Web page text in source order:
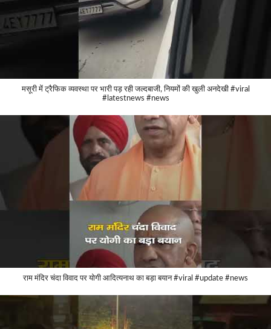
मसूरी में ट्रैफिक व्यवस्था पर भारी पड़ रही जल्दबाजी, नियमों की खुली अनदेखी #viral
#latestnews #news
राम मंदिर चंदा विवाद पर योगी आदित्यनाथ का बड़ा बयान #viral #update #news